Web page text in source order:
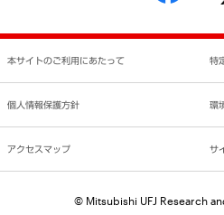
書面による個人情報の開示等の請求の手続
本サイトのご利用にあたって 特
個人情報保護方針 環
アクセスマップ サ
© Mitsubishi UFJ Research